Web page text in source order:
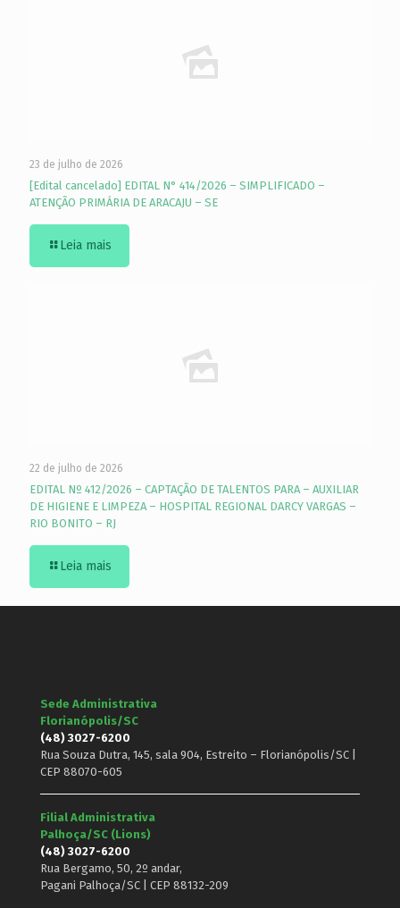
23 de julho de 2026
[Edital cancelado] EDITAL N° 414/2026 – SIMPLIFICADO –
ATENÇÃO PRIMÁRIA DE ARACAJU – SE
Leia mais
22 de julho de 2026
EDITAL Nº 412/2026 – CAPTAÇÃO DE TALENTOS PARA – AUXILIAR
DE HIGIENE E LIMPEZA – HOSPITAL REGIONAL DARCY VARGAS –
RIO BONITO – RJ
Leia mais
Sede Administrativa
Florianópolis/SC
(48) 3027-6200
Rua Souza Dutra, 145, sala 904, Estreito – Florianópolis/SC |
CEP 88070-605
Filial Administrativa
Palhoça/SC (Lions)
(48) 3027-6200
Rua Bergamo, 50, 2º andar,
Pagani Palhoça/SC | CEP 88132-209